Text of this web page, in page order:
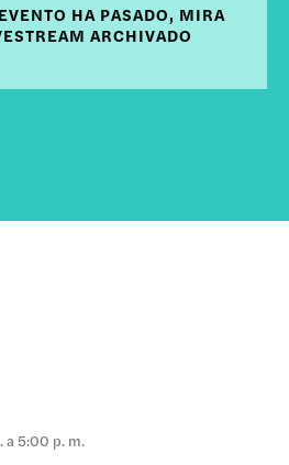
HA PASADO, MIRA
ARCHIVADO
a 5:00 p. m.